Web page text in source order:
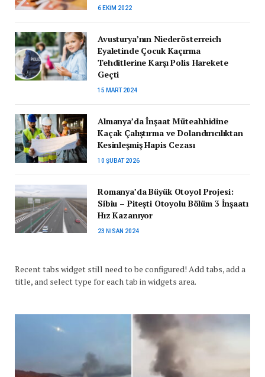
6 EKIM 2022
Avusturya’nın Niederösterreich
Eyaletinde Çocuk Kaçırma
Tehditlerine Karşı Polis Harekete
Geçti
15 MART 2024
Almanya’da İnşaat Müteahhidine
Kaçak Çalıştırma ve Dolandırıcılıktan
Kesinleşmiş Hapis Cezası
10 ŞUBAT 2026
Romanya’da Büyük Otoyol Projesi:
Sibiu – Pitești Otoyolu Bölüm 3 İnşaatı
Hız Kazanıyor
23 NISAN 2024
Recent tabs widget still need to be configured! Add tabs, add a
title, and select type for each tab in widgets area.